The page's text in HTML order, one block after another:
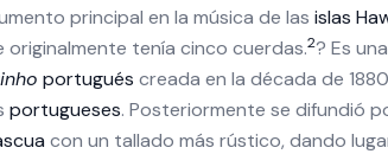
principal en la música de las islas
originalmente tenía cinco cuerdas.2? Es
portugués creada en la década de
portugueses. Posteriormente se difundió
con un tallado más rústico, dando